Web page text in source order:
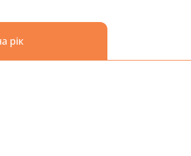
рік